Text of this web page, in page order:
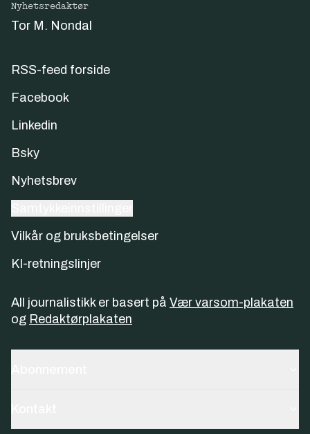
Nyhetsredaktør
Tor M. Nondal
RSS-feed forside
Facebook
Linkedin
Bsky
Nyhetsbrev
Vilkår og bruksbetingelser
KI-retningslinjer
All journalistikk er basert på Vær varsom-plakaten
og Redaktørplakaten